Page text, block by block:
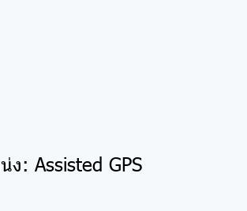
ง: Assisted GPS